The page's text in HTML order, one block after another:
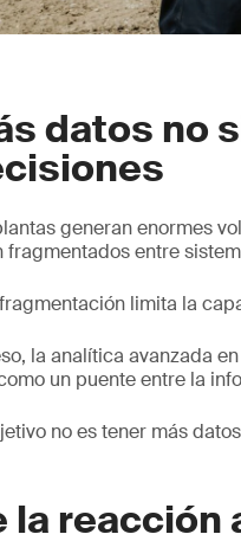
datos no
generan enormes
fragmentados entre
limita la
la analítica avanzada
un puente entre la
no es tener más
la reacción